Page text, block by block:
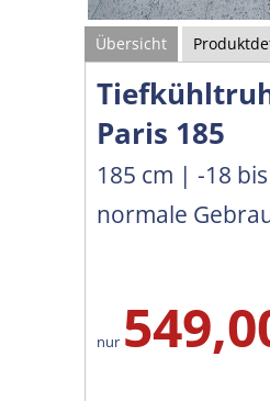
Übersicht
Paris 185
185 cm | -18 bis
normale
nur